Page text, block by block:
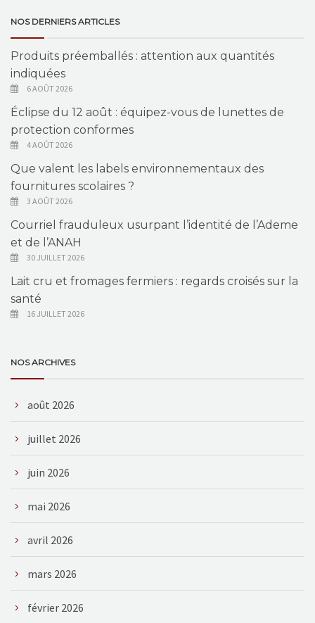
NOS DERNIERS ARTICLES
Produits préemballés : attention aux quantités
indiquées
6 AOÛT 2026
Éclipse du 12 août : équipez-vous de lunettes de
protection conformes
4 AOÛT 2026
Que valent les labels environnementaux des
fournitures scolaires ?
3 AOÛT 2026
Courriel frauduleux usurpant l’identité de l’Ademe
et de l’ANAH
30 JUILLET 2026
Lait cru et fromages fermiers : regards croisés sur la
santé
16 JUILLET 2026
NOS ARCHIVES
août 2026
juillet 2026
juin 2026
mai 2026
avril 2026
mars 2026
février 2026